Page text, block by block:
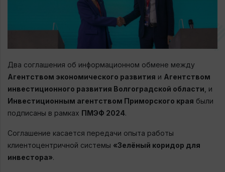
Два соглашения об информационном обмене между
Агентством экономического развития и Агентством
инвестиционного развития Волгоградской области , и
Инвестиционным агентством Приморского края были
подписаны в рамках ПМЭФ 2024.
Соглашение касается передачи опыта работы
клиентоцентричной системы «Зелёный коридор для
инвестора».